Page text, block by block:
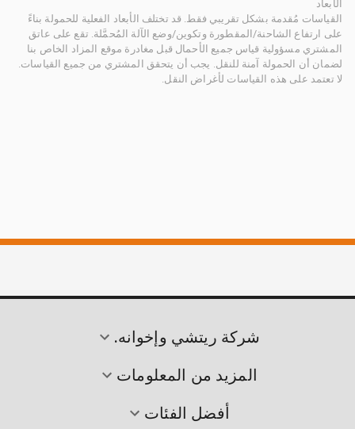
الأبعاد
القياسات مُقدمة بشكل تقريبي فقط. قد تختلف الأبعاد الفعلية للحمولة بناءً
على ارتفاع الشاحنة/المقطورة وتكوين/وضع الآلة المُحمَّلة. تقع على عاتق
المشتري مسؤولية قياس جميع الأحمال قبل مغادرة موقع المزاد الخاص بنا
لضمان أن الحمولة آمنة للنقل. يجب أن يتحقق المشتري من جميع القياسات.
لا تعتمد على هذه القياسات لأغراض النقل.
شركة ريتشي وإخوانه.
المزيد من المعلومات
أفضل الفئات